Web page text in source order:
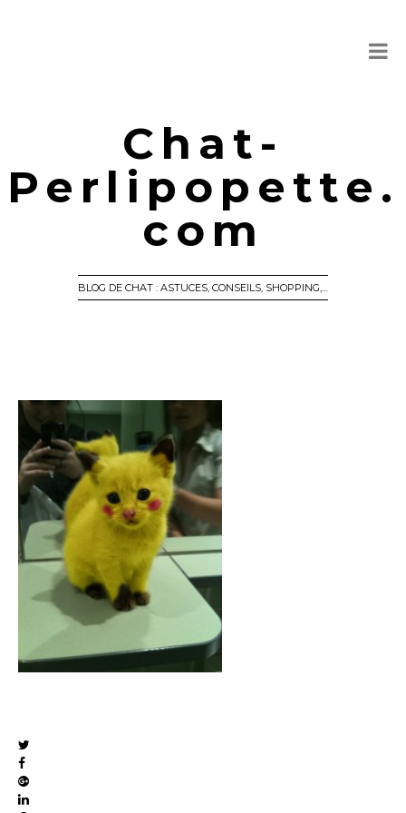
Chat-
Perlipopette.
com
BLOG DE CHAT : ASTUCES, CONSEILS, SHOPPING,…